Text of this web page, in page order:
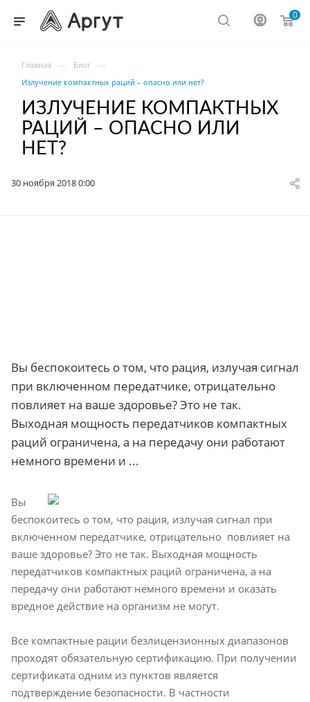
0
Главная — Блог —
Излучение компактных раций – опасно или нет?
ИЗЛУЧЕНИЕ КОМПАКТНЫХ
РАЦИЙ – ОПАСНО ИЛИ
НЕТ?
30 ноября 2018 0:00
Вы беспокоитесь о том, что рация, излучая сигнал
при включенном передатчике, отрицательно
повлияет на ваше здоровье? Это не так.
Выходная мощность передатчиков компактных
раций ограничена, а на передачу они работают
немного времени и ...
Вы
беспокоитесь о том, что рация, излучая сигнал при
включенном передатчике, отрицательно повлияет на
ваше здоровье? Это не так. Выходная мощность
передатчиков компактных раций ограничена, а на
передачу они работают немного времени и оказать
вредное действие на организм не могут.
Все компактные рации безлицензионных диапазонов
проходят обязательную сертификацию. При получении
сертификата одним из пунктов является
подтверждение безопасности. В частности